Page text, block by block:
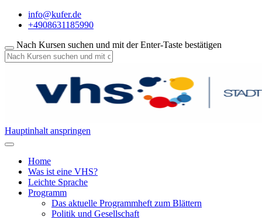
info@kufer.de
+4908631185990
Nach Kursen suchen und mit der Enter-Taste bestätigen
Hauptinhalt anspringen
Home
Was ist eine VHS?
Leichte Sprache
Programm
Das aktuelle Programmheft zum Blättern
Politik und Gesellschaft